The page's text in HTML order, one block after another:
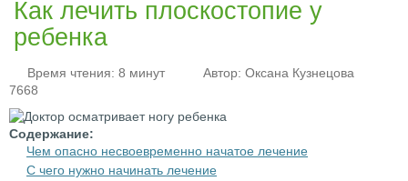
Как лечить плоскостопие у
ребенка
Время чтения: 8 минут Автор: Оксана Кузнецова
7668
Содержание:
Чем опасно несвоевременно начатое лечение
С чего нужно начинать лечение